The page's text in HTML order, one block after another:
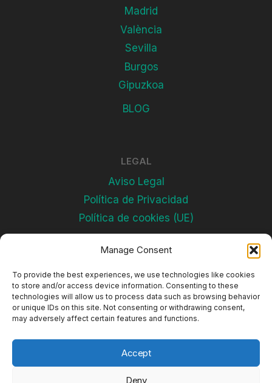
Manage Consent
To provide the best experiences, we use technologies like cookies
to store and/or access device information. Consenting to these
technologies will allow us to process data such as browsing behavior
or unique IDs on this site. Not consenting or withdrawing consent,
may adversely affect certain features and functions.
Accept
Deny
Madrid
València
Sevilla
Burgos
Gipuzkoa
BLOG
LEGAL
Aviso Legal
Política de Privacidad
Política de cookies (UE)
Subscríbete